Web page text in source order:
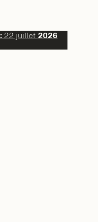
:22 juillet 2026